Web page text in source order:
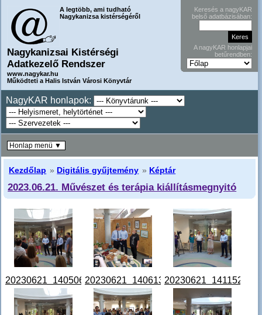
A legtöbb, ami tudható
Nagykanizsa kistérségéről
Nagykanizsai Kistérségi
Adatkezelő Rendszer
www.nagykar.hu
Működteti a Halis István Városi Könyvtár
Keresés a nagyKAR
belső adatbázisában:
A nagyKAR honlapjai
betűrendben:
NagyKAR honlapok:
Kezdőlap » Digitális gyűjtemény » Képtár
2023.06.21. Művészet és terápia kiállításmegnyitó
20230621_140506.jpg20230621_140613.jpg20230621_141152.jpg
Honlap menü ▼